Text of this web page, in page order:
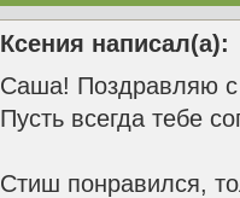
Ксения написал(а):
Саша! Поздравляю с
Пусть всегда тебе
Стиш понравился,